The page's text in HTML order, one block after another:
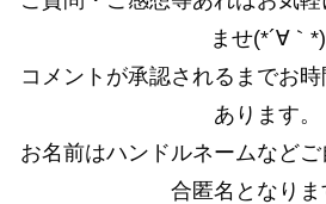
ませ(*´∀｀*)
コメントが承認されるまでお
あります。
お名前はハンドルネームなど
合匿名となりま